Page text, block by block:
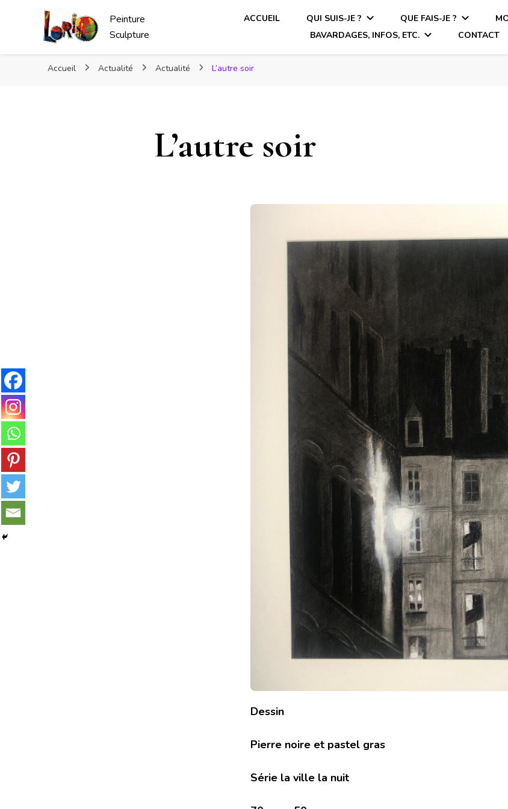
Peinture
Sculpture
ACCUEIL QUI SUIS-JE ? QUE FAIS-JE ?
BAVARDAGES, INFOS, ETC.
CONTACT
Accueil Actualité Actualité L’autre soir
L’autre soir
Dessin
Pierre noire et pastel gras
Série la ville la nuit